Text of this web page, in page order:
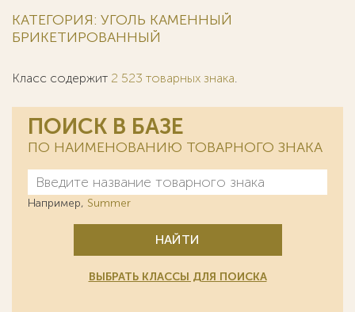
КАТЕГОРИЯ: УГОЛЬ КАМЕННЫЙ
БРИКЕТИРОВАННЫЙ
Класс содержит 2 523 товарных знака.
ПОИСК В БАЗЕ
ПО НАИМЕНОВАНИЮ ТОВАРНОГО ЗНАКА
Например, Summer
НАЙТИ
ВЫБРАТЬ КЛАССЫ ДЛЯ ПОИСКА